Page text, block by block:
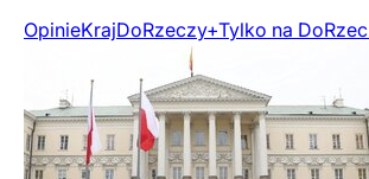
OpinieKrajDoRzeczy+Tylko na